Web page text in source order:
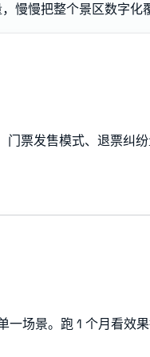
慢慢把整个景区数字化
票发售模式、退票纠
场景。跑 1 个月看效